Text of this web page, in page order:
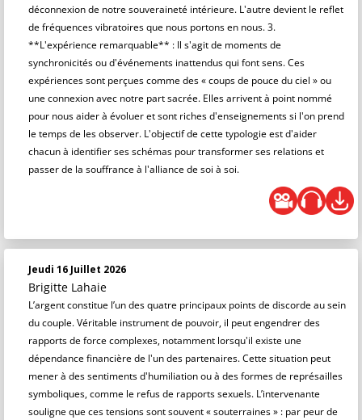
déconnexion de notre souveraineté intérieure. L'autre devient le reflet
de fréquences vibratoires que nous portons en nous. 3.
**L'expérience remarquable** : Il s'agit de moments de
synchronicités ou d'événements inattendus qui font sens. Ces
expériences sont perçues comme des « coups de pouce du ciel » ou
une connexion avec notre part sacrée. Elles arrivent à point nommé
pour nous aider à évoluer et sont riches d'enseignements si l'on prend
le temps de les observer. L'objectif de cette typologie est d'aider
chacun à identifier ses schémas pour transformer ses relations et
passer de la souffrance à l'alliance de soi à soi.
Jeudi 16 Juillet 2026
Brigitte Lahaie
L’argent constitue l’un des quatre principaux points de discorde au sein
du couple. Véritable instrument de pouvoir, il peut engendrer des
rapports de force complexes, notamment lorsqu'il existe une
dépendance financière de l'un des partenaires. Cette situation peut
mener à des sentiments d'humiliation ou à des formes de représailles
symboliques, comme le refus de rapports sexuels. L’intervenante
souligne que ces tensions sont souvent « souterraines » : par peur de